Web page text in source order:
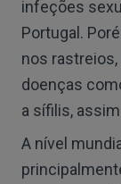
infeções
Portugal.
nos
doenças
a sífilis,
A nível